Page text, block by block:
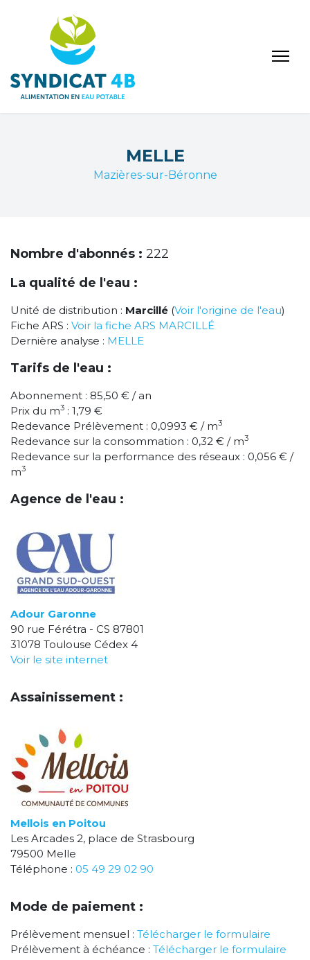
MELLE
Mazières-sur-Béronne
Nombre d'abonnés : 222
La qualité de l'eau :
Unité de distribution : Marcillé (Voir l'origine de l'eau)
Fiche ARS : Voir la fiche ARS MARCILLÉ
Dernière analyse : MELLE
Tarifs de l'eau :
Abonnement : 85,50 € / an
Prix du m3 : 1,79 €
Redevance Prélèvement : 0,0993 € / m3
Redevance sur la consommation : 0,32 € / m3
Redevance sur la performance des réseaux : 0,056 € /
m3
Agence de l'eau :
Adour Garonne
90 rue Férétra - CS 87801
31078 Toulouse Cédex 4
Voir le site internet
Assainissement :
Mellois en Poitou
Les Arcades 2, place de Strasbourg
79500 Melle
Téléphone : 05 49 29 02 90
Mode de paiement :
Prélèvement mensuel : Télécharger le formulaire
Prélèvement à échéance : Télécharger le formulaire